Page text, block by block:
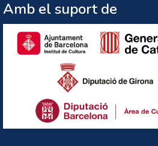
Amb el suport de